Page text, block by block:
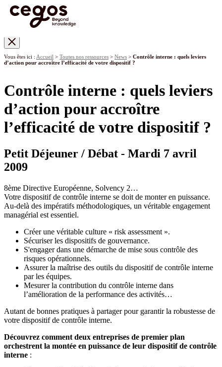
Vous êtes ici : Accueil > Toutes nos ressources > News > Contrôle interne : quels leviers
d’action pour accroître l’efficacité de votre dispositif ?
Contrôle interne : quels leviers
d’action pour accroître
l’efficacité de votre dispositif ?
Petit Déjeuner / Débat - Mardi 7 avril
2009
8ème Directive Européenne, Solvency 2…
Votre dispositif de contrôle interne se doit de monter en puissance.
Au-delà des impératifs méthodologiques, un véritable engagement
managérial est essentiel.
Créer une véritable culture « risk assessment ».
Sécuriser les dispositifs de gouvernance.
S'engager dans une démarche de mise sous contrôle des
risques opérationnels.
Assurer la maîtrise des outils du dispositif de contrôle interne
par les équipes.
Mesurer la contribution du contrôle interne dans
l’amélioration de la performance des activités…
Autant de bonnes pratiques à partager pour garantir la robustesse de
votre dispositif de contrôle interne.
Découvrez comment deux entreprises de premier plan
orchestrent la montée en puissance de leur dispositif de contrôle
interne :